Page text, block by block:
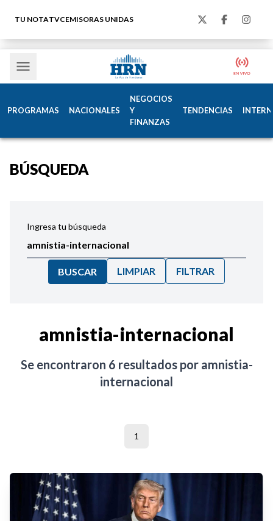
TU NOTATVCEMISORAS UNIDAS
PROGRAMAS NACIONALES
NEGOCIOS
Y
FINANZAS
TENDENCIAS
BÚSQUEDA
Ingresa tu búsqueda
BUSCAR LIMPIAR FILTRAR
amnistia-internacional
Se encontraron 6 resultados por amnistia-
internacional
1